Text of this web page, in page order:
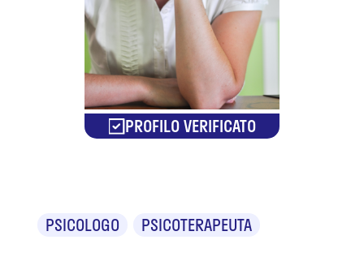
PROFILO VERIFICATO
PSICOLOGO PSICOTERAPEUTA